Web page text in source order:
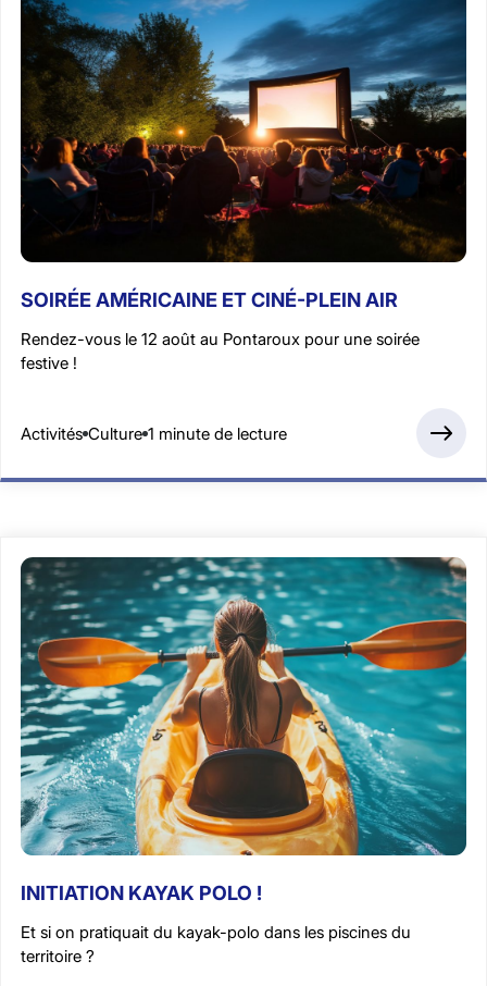
SOIRÉE AMÉRICAINE ET CINÉ-PLEIN AIR
Rendez-vous le 12 août au Pontaroux pour une soirée
festive !
Activités Culture 1 minute de lecture
INITIATION KAYAK POLO !
Et si on pratiquait du kayak-polo dans les piscines du
territoire ?